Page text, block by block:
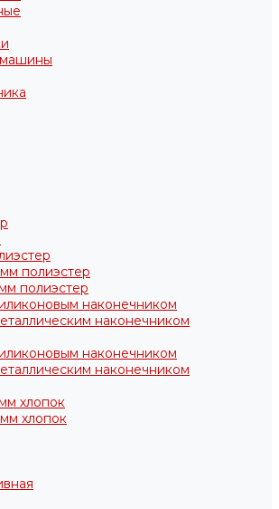
полиэстер
полиэстер
наконечником
наконечником
наконечником
наконечником
хлопок
хлопок